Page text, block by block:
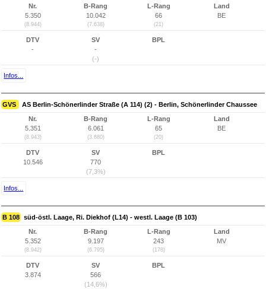
Nr.
5.350
(8.944)
B-Rang
10.042
(7.638)
L-Rang
66
(21)
Land
BE
DTV
-
SV
-
(-)
BPL
Infos...
GVS AS Berlin-Schönerlinder Straße (A 114) (2) - Berlin, Schönerlinder Chaussee
Nr.
5.351
(8.943)
B-Rang
6.061
(3.680)
L-Rang
65
(20)
Land
BE
DTV
10.546
SV
770
(7,3%)
BPL
Infos...
B 108 süd-östl. Laage, Ri. Diekhof (L14) - westl. Laage (B 103)
Nr.
5.352
(8.942)
B-Rang
9.197
(6.795)
L-Rang
243
(178)
Land
MV
DTV
3.874
SV
566
(14,6%)
BPL